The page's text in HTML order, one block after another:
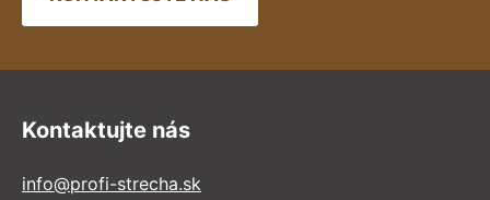
Kontaktujte nás
info@profi-strecha.sk